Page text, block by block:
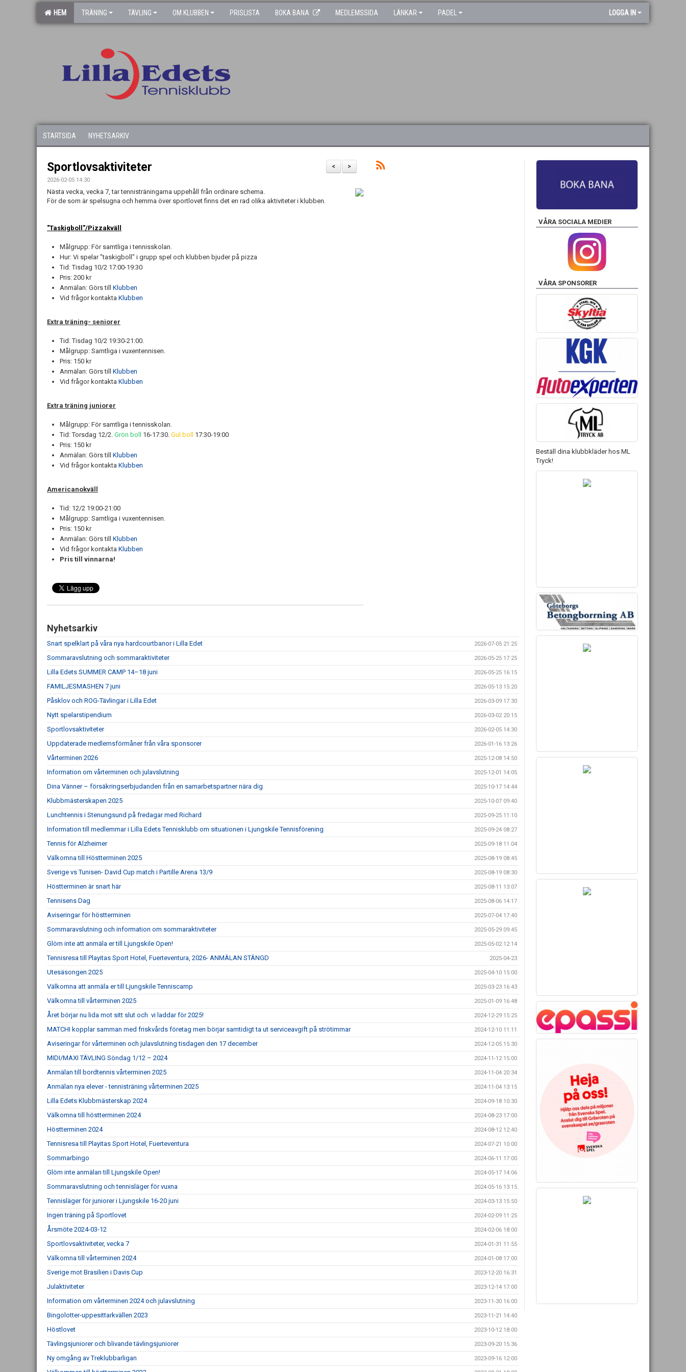
HEM TRÄNING TÄVLING OM KLUBBEN PRISLISTA BOKA BANA MEDLEMSSIDA LÄNKAR PADEL LOGGA IN
STARTSIDA NYHETSARKIV
>
<
Sportlovsaktiviteter
2026-02-05 14:30
Nästa vecka, vecka 7, tar tennisträningarna uppehåll från ordinare schema.
För de som är spelsugna och hemma över sportlovet finns det en rad olika aktiviteter i klubben.
"Taskigboll"/Pizzakväll
Målgrupp: För samtliga i tennisskolan.
Hur: Vi spelar "taskigboll" i grupp spel och klubben bjuder på pizza
Tid : Tisdag 10/2 17:00-19:30
Pris: 200 kr
Anmälan: Görs till Klubben
Vid frågor kontakta Klubben
Extra träning- seniorer
Tid: Tisdag 10/2 19:30-21:00.
Målgrupp: Samtliga i vuxentennisen.
Pris: 150 kr
Anmälan: Görs till Klubben
Vid frågor kontakta Klubben
Extra träning juniorer
Målgrupp: För samtliga i tennisskolan.
Tid :Torsdag 12/2. Grön boll 16-17:30. Gul boll
17:30-19:00
Pris: 150 kr
Anmälan: Görs till Klubben
Vid frågor kontakta Klubben
Americanokväll
Tid: 12/2 19:00-21:00
Målgrupp: Samtliga i vuxentennisen.
Pris: 150 kr
Anmälan: Görs till Klubben
Vid frågor kontakta Klubben
Pris till vinnarna!
Nyhetsarkiv
Snart spelklart på våra nya hardcourtbanor i Lilla Edet 2026-07-05 21:25
Sommaravslutning och sommaraktiviteter 2026-05-25 17:25
Lilla Edets SUMMER CAMP 14–18 juni 2026-05-25 16:15
FAMILJESMASHEN 7 juni 2026-05-13 15:20
Påsklov och ROG-Tävlingar i Lilla Edet 2026-03-09 17:30
Nytt spelarstipendium 2026-03-02 20:15
Sportlovsaktiviteter 2026-02-05 14:30
Uppdaterade medlemsförmåner från våra sponsorer 2026-01-16 13:26
Vårterminen 2026 2025-12-08 14:50
Information om vårterminen och julavslutning 2025-12-01 14:05
Dina Vänner – försäkringserbjudanden från en samarbetspartner nära dig 2025-10-17 14:44
Klubbmästerskapen 2025 2025-10-07 09:40
Lunchtennis i Stenungsund på fredagar med Richard 2025-09-25 11:10
Information till medlemmar i Lilla Edets Tennisklubb om situationen i Ljungskile Tennisförening 2025-09-24 08:27
Tennis för Alzheimer 2025-09-18 11:04
Välkomna till Höstterminen 2025 2025-08-19 08:45
Sverige vs Tunisen- David Cup match i Partille Arena 13/9 2025-08-19 08:30
Höstterminen är snart här 2025-08-11 13:07
Tennisens Dag 2025-08-06 14:17
Aviseringar för höstterminen 2025-07-04 17:40
Sommaravslutning och information om sommaraktiviteter 2025-05-29 09:45
Glöm inte att anmäla er till Ljungskile Open! 2025-05-02 12:14
Tennisresa till Playitas Sport Hotel, Fuerteventura, 2026- ANMÄLAN STÄNGD 2025-04-23
Utesäsongen 2025 2025-04-10 15:00
Välkomna att anmäla er till Ljungskile Tenniscamp 2025-03-23 16:43
Välkomna till vårterminen 2025 2025-01-09 16:48
Året börjar nu lida mot sitt slut och vi laddar för 2025! 2024-12-29 15:25
MATCHI kopplar samman med friskvårds företag men börjar samtidigt ta ut serviceavgift på strötimmar 2024-12-10 11:11
Aviseringar för vårterminen och julavslutning tisdagen den 17 december 2024-12-05 15:30
MIDI/MAXI TÄVLING Söndag 1/12 – 2024 2024-11-12 15:00
Anmälan till bordtennis vårterminen 2025 2024-11-04 20:34
Anmälan nya elever - tennisträning vårterminen 2025 2024-11-04 13:15
Lilla Edets Klubbmästerskap 2024 2024-09-18 10:30
Välkomna till höstterminen 2024 2024-08-23 17:00
Höstterminen 2024 2024-08-12 12:40
Tennisresa till Playitas Sport Hotel, Fuerteventura 2024-07-21 10:00
Sommarbingo 2024-06-11 17:00
Glöm inte anmälan till Ljungskile Open! 2024-05-17 14:06
Sommaravslutning och tennisläger för vuxna 2024-05-16 13:15
Tennisläger för juniorer i Ljungskile 16-20 juni 2024-03-13 15:50
Ingen träning på Sportlovet 2024-02-09 11:25
Årsmöte 2024-03-12 2024-02-06 18:00
Sportlovsaktiviteter, vecka 7 2024-01-31 11:55
Välkomna till vårterminen 2024 2024-01-08 17:00
Sverige mot Brasilien i Davis Cup 2023-12-20 16:31
Julaktiviteter 2023-12-14 17:00
Information om vårterminen 2024 och julavslutning 2023-11-30 16:00
Bingolotter-uppesittarkvällen 2023 2023-11-21 14:40
Höstlovet 2023-10-12 18:00
Tävlingsjuniorer och blivande tävlingsjuniorer 2023-09-20 15:36
Ny omgång av Treklubbarligan 2023-09-16 12:00
VÅRA SOCIALA MEDIER
VÅRA SPONSORER
Beställ dina klubbkläder hos ML
Tryck!